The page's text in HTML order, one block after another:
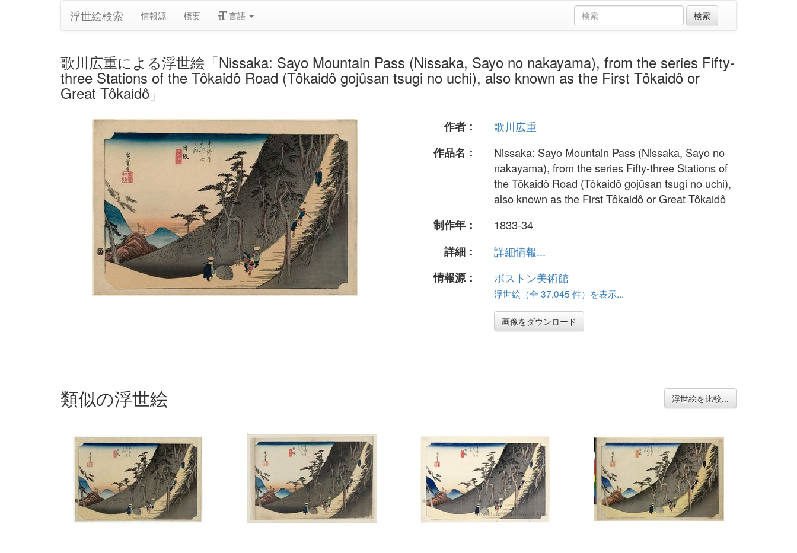
浮世絵検索 情報源 概要 言語
歌川広重による浮世絵「Nissaka: Sayo Mountain Pass (Nissaka, Sayo no nakayama), from the series Fifty-
three Stations of the Tôkaidô Road (Tôkaidô gojûsan tsugi no uchi), also known as the First Tôkaidô or
Great Tôkaidô」
作者：
歌川広重
作品名：
Nissaka: Sayo Mountain Pass (Nissaka, Sayo no
nakayama), from the series Fifty-three Stations of
the Tôkaidô Road (Tôkaidô gojûsan tsugi no uchi),
also known as the First Tôkaidô or Great Tôkaidô
制作年：
1833-34
詳細：
詳細情報...
情報源：
ボストン美術館
浮世絵（全 37,045 件）を表示...
画像をダウンロード
類似の浮世絵 浮世絵を比較...